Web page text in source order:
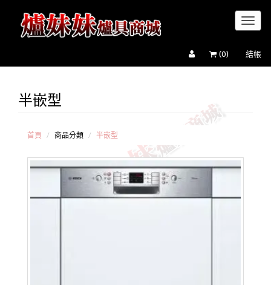
(0) 結帳
德國
Electrolux
半嵌型
首頁 商品分類 半嵌型